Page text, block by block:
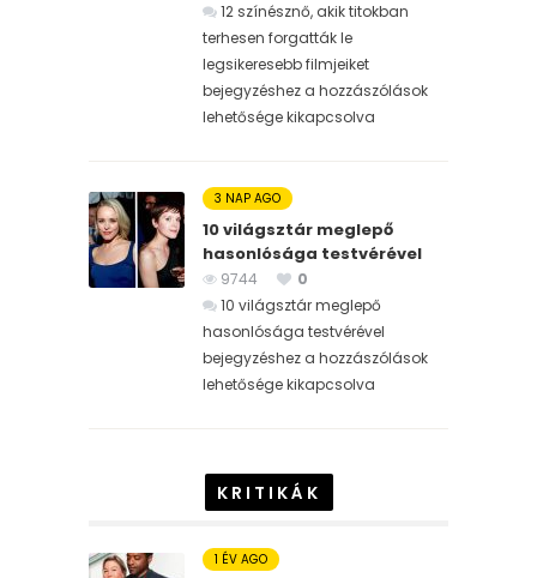
12 színésznő, akik titokban
terhesen forgatták le
legsikeresebb filmjeiket
bejegyzéshez a hozzászólások
lehetősége kikapcsolva
3 NAP AGO
10 világsztár meglepő
hasonlósága testvérével
9744
0
10 világsztár meglepő
hasonlósága testvérével
bejegyzéshez a hozzászólások
lehetősége kikapcsolva
KRITIKÁK
1 ÉV AGO